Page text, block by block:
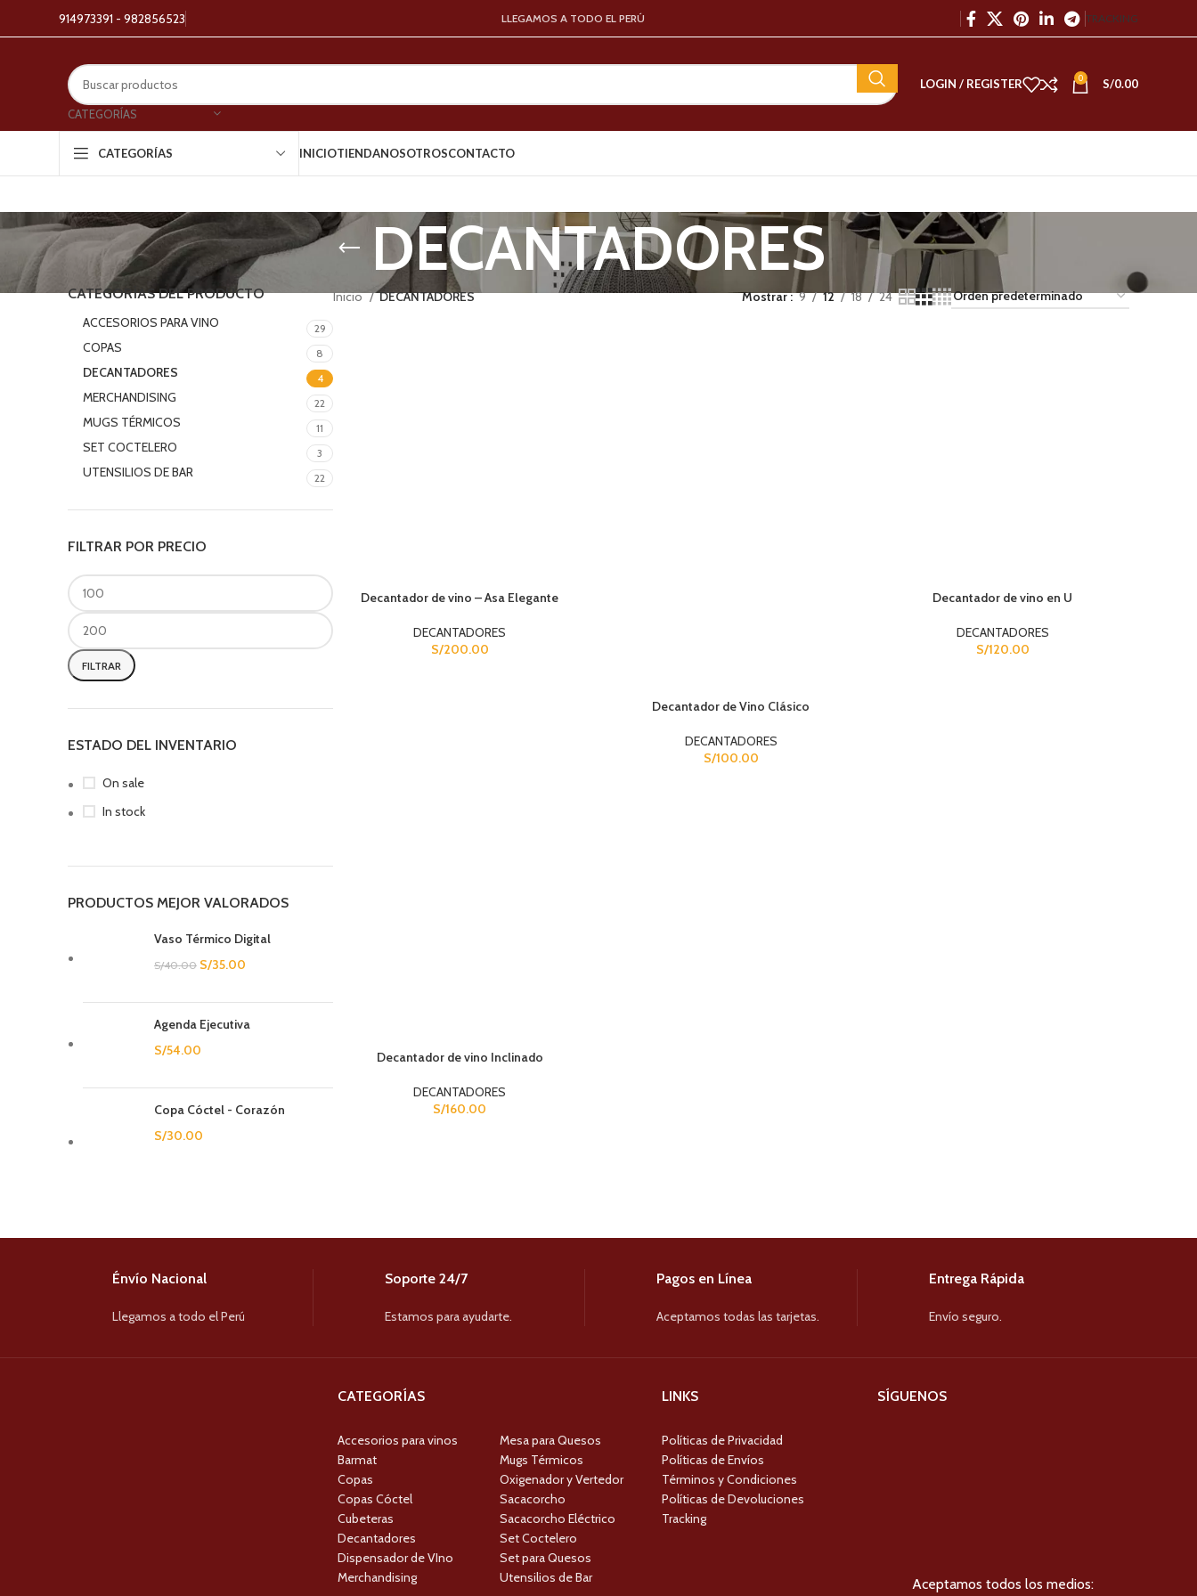
914973391 - 982856523 LLEGAMOS A TODO EL PERÚ TRACKING
CATEGORÍAS
LOGIN / REGISTER 0 S/0.00
CATEGORÍAS INICIOTIENDANOSOTROSCONTACTO
DECANTADORES
CATEGORÍAS DEL PRODUCTO
ACCESORIOS PARA VINO 29
COPAS 8
DECANTADORES 4
MERCHANDISING 22
MUGS TÉRMICOS 11
SET COCTELERO 3
UTENSILIOS DE BAR 22
FILTRAR POR PRECIO
FILTRAR
ESTADO DEL INVENTARIO
On sale
In stock
PRODUCTOS MEJOR VALORADOS
Vaso Térmico Digital
S/40.00 S/35.00
Agenda Ejecutiva
S/54.00
Copa Cóctel - Corazón
S/30.00
Inicio DECANTADORES Mostrar 9 12 18 24
Decantador de vino – Asa Elegante
DECANTADORES
S/200.00
Decantador de Vino Clásico
DECANTADORES
S/100.00
Decantador de vino en U
DECANTADORES
S/120.00
Decantador de vino Inclinado
DECANTADORES
S/160.00
Énvío Nacional
Llegamos a todo el Perú
Soporte 24/7
Estamos para ayudarte.
Pagos en Línea
Aceptamos todas las tarjetas.
Entrega Rápida
Envío seguro.
CATEGORÍAS
Accesorios para vinos
Barmat
Copas
Copas Cóctel
Cubeteras
Decantadores
Dispensador de VIno
Merchandising
Mesa para Quesos
Mugs Térmicos
Oxigenador y Vertedor
Sacacorcho
Sacacorcho Eléctrico
Set Coctelero
Set para Quesos
Utensilios de Bar
LINKS
Políticas de Privacidad
Políticas de Envíos
Términos y Condiciones
Políticas de Devoluciones
Tracking
SÍGUENOS
Aceptamos todos los medios: